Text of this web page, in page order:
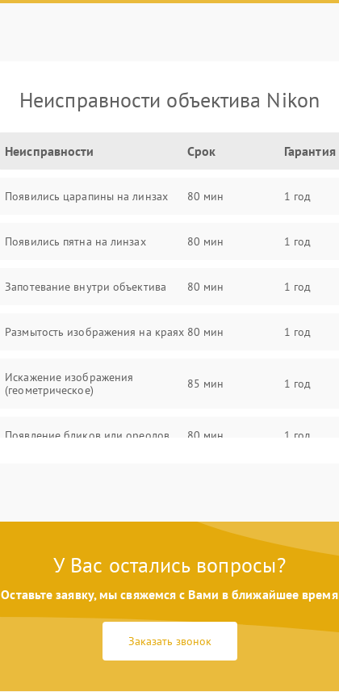
Неисправности объектива Nikon
Неисправности Срок Гарантия
Появились царапины на линзах 80 мин 1 год
Появились пятна на линзах 80 мин 1 год
Запотевание внутри объектива 80 мин 1 год
Размытость изображения на краях 80 мин 1 год
Искажение изображения
(геометрическое)
85 мин 1 год
Появление бликов или ореолов 80 мин 1 год
У Вас остались вопросы?
Оставьте заявку, мы свяжемся с Вами в ближайшее время
Заказать звонок